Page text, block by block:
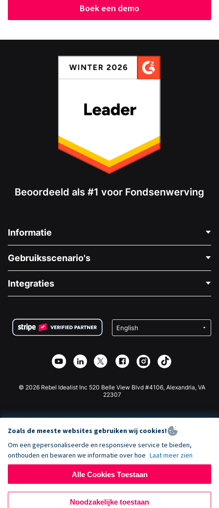
Boek een demo
Beoordeeld als #1 voor Fondsenwerving
Informatie
Over Ons
Vacatures
Privacy
Affiliate Partnerschap
Gebruiksscenario's
Medische Fondsenwerving
Goede Doelen Fondsenwerving
Integraties
Wix Donatie Plugin
Webflow Donatie App
Joomla Donatie
© 2026 Rebel Idealist Inc 520 Belle View Blvd #4106, Alexandria, VA
22307
Zoals de meeste websites gebruiken wij cookies!
Om een gepersonaliseerde en responsieve service te bieden,
onthouden en bewaren we informatie over hoe Laat meer zien
Alle Cookies Toestaan
Noodzakelijke toestaan